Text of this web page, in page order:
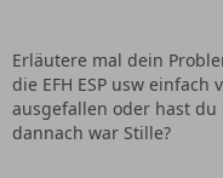
Erläutere mal dein
die EFH ESP usw
ausgefallen oder hast
dannach war Stille?